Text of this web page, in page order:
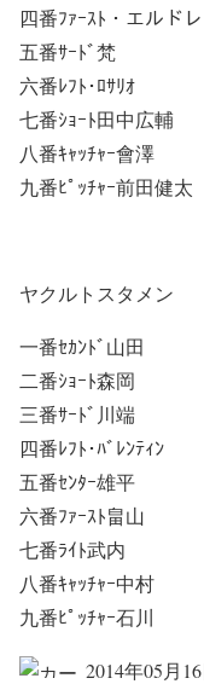
四番ﾌｧｰｽﾄ・エルド
五番ｻｰﾄﾞ梵
六番ﾚﾌﾄ･ﾛｻﾘｵ
七番ｼｮｰﾄ田中広輔
八番ｷｬｯﾁｬｰ會澤
九番ﾋﾟｯﾁｬｰ前田健太
ヤクルトスタメン
一番ｾｶﾝﾄﾞ山田
二番ｼｮｰﾄ森岡
三番ｻｰﾄﾞ川端
四番ﾚﾌﾄ･ﾊﾞﾚﾝﾃｨﾝ
五番ｾﾝﾀｰ雄平
六番ﾌｧｰｽﾄ畠山
七番ﾗｲﾄ武内
八番ｷｬｯﾁｬｰ中村
九番ﾋﾟｯﾁｬｰ石川
2014年05月